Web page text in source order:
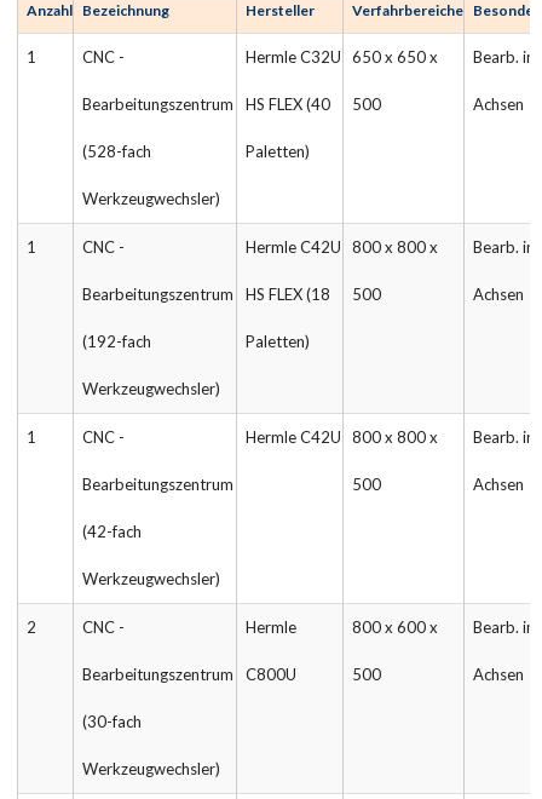
Anzahl Bezeichnung Hersteller Verfahrbereiche
1 CNC -
Bearbeitungszentrum
(528-fach
Werkzeugwechsler)
Hermle C32U
HS FLEX (40
Paletten)
650 x 650 x
500
Bearb. in
Achsen
1 CNC -
Bearbeitungszentrum
(192-fach
Werkzeugwechsler)
Hermle C42U
HS FLEX (18
Paletten)
800 x 800 x
500
Bearb. in
Achsen
1 CNC -
Bearbeitungszentrum
(42-fach
Werkzeugwechsler)
Hermle C42U 800 x 800 x
500
Bearb. in
Achsen
2 CNC -
Bearbeitungszentrum
(30-fach
Werkzeugwechsler)
Hermle
C800U
800 x 600 x
500
Bearb. in
Achsen